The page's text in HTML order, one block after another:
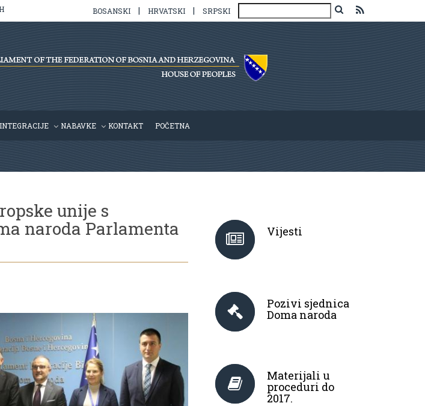
BOSANSKI | HRVATSKI | SRPSKI
NABAVKE KONTAKT POČETNA
unije s
naroda Parlamenta
Vijesti
Pozivi sjednica
Doma naroda
Materijali u
proceduri do
2017.